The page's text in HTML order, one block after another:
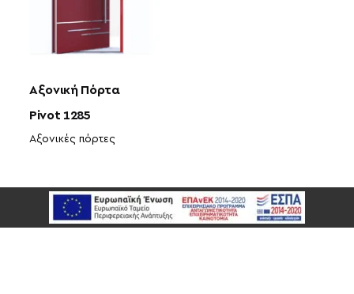
Αξονική Πόρτα
Pivot 1285
Αξονικές πόρτες